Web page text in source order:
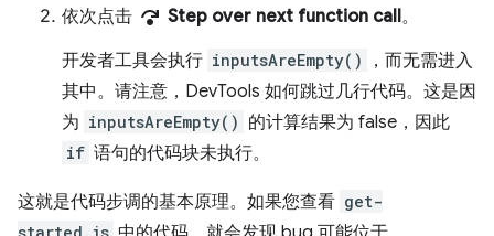
依次点击 step_over Step over next function call。
开发者工具会执行 inputsAreEmpty()
，而无需进入
其中。请注意，DevTools 如何跳过几行代码。这是因
为 inputsAreEmpty() 的计算结果为 false，因此
if 语句的代码块未执行。
这就是代码步调的基本原理。如果您查看 get-